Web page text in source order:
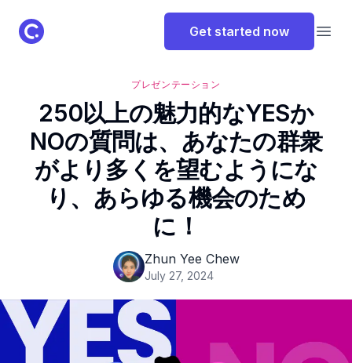
ClassPoint Logo Get started now
プレゼンテーション
250以上の魅力的なYESか
NOの質問は、あなたの群衆
がより多くを望むようにな
り、あらゆる機会のため
に！
Zhun Yee Chew
July 27, 2024